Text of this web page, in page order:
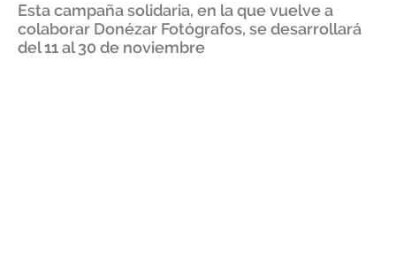
Esta campaña solidaria, en la que vuelve a
colaborar Donézar Fotógrafos, se desarrollará
del 11 al 30 de noviembre